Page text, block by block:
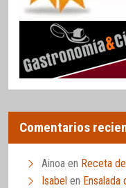
Comentarios
Ainoa en Receta
Isabel en